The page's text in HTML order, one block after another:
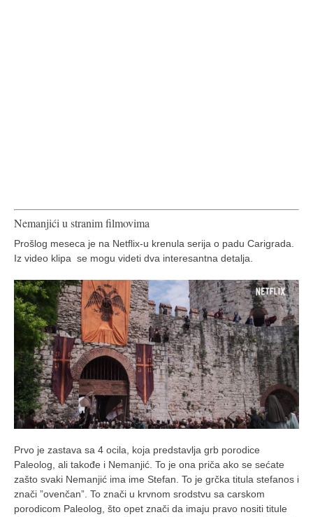
moja priča
moja priča
kontakt
Ћир
Nemanjići u stranim filmovima
Prošlog meseca je na Netflix-u krenula serija o padu Carigrada.
Iz video klipa se mogu videti dva interesantna detalja.
Prvo je zastava sa 4 ocila, koja predstavlja grb porodice
Paleolog, ali takođe i Nemanjić. To je ona priča ako se sećate
zašto svaki Nemanjić ima ime Stefan. To je grčka titula stefanos i
znači ”ovenčan”. To znači u krvnom srodstvu sa carskom
porodicom Paleolog, što opet znači da imaju pravo nositi titule